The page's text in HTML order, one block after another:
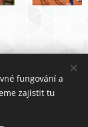
fungování a
zajistit tu